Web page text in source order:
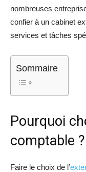
nombreuses
confier à un cabinet
services et tâches
Sommaire
Pourquoi
comptable ?
Faire le choix de l’